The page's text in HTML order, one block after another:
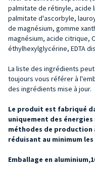
palmitate de rétinyle,
palmitate d'ascorbyle,
de magnésium, gomme
magnésium, acide citrique,
éthylhexylglycérine, EDTA
La liste des ingrédients
toujours vous référer à
des ingrédients mise à jour.
Le produit est fabriqué
uniquement des
méthodes de production
réduisant au minimum les
Emballage en aluminium,